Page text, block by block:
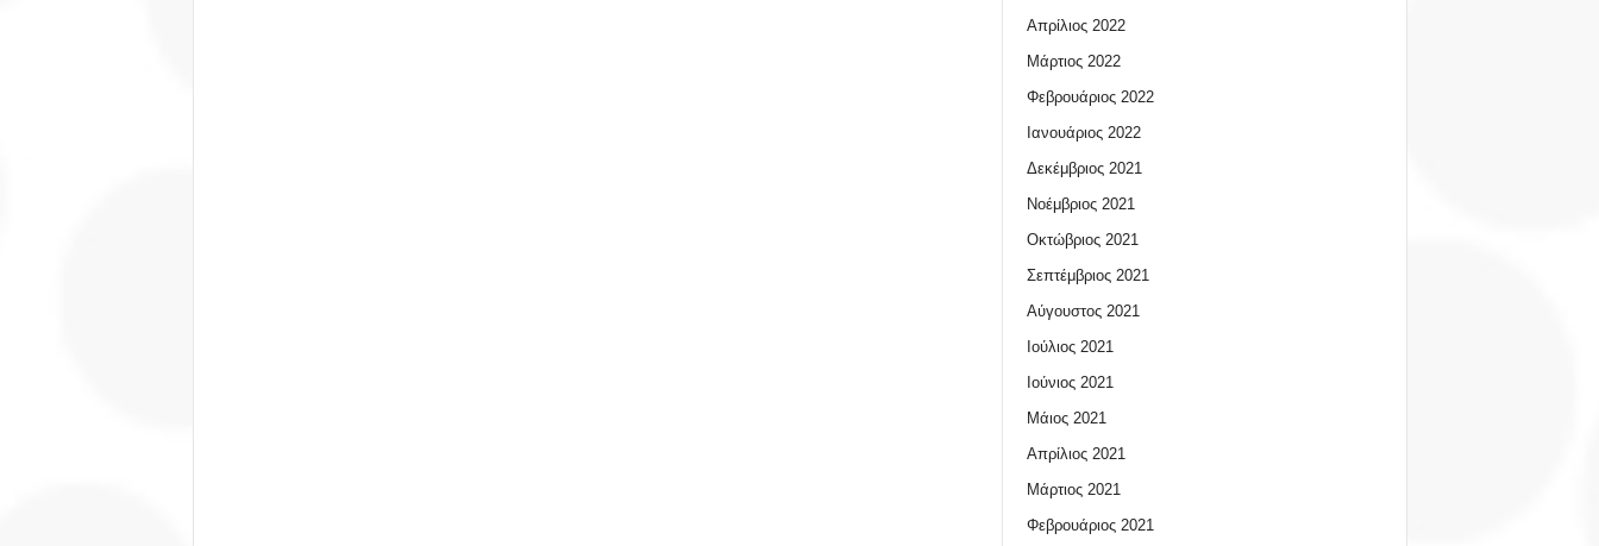
Απρίλιος 2022
Μάρτιος 2022
Φεβρουάριος 2022
Ιανουάριος 2022
Δεκέμβριος 2021
Νοέμβριος 2021
Οκτώβριος 2021
Σεπτέμβριος 2021
Αύγουστος 2021
Ιούλιος 2021
Ιούνιος 2021
Μάιος 2021
Απρίλιος 2021
Μάρτιος 2021
Φεβρουάριος 2021